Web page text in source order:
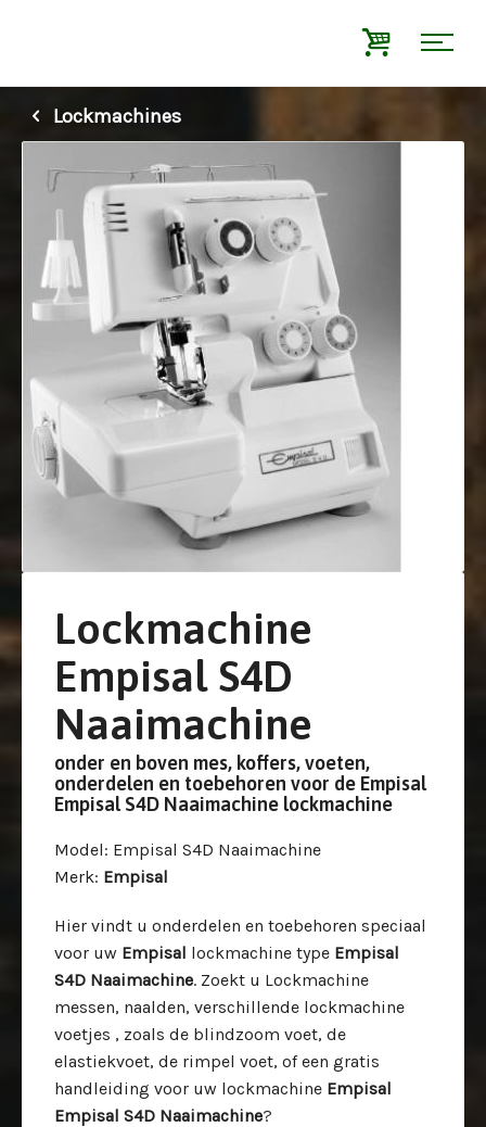
Lockmachines
Lockmachine
Empisal S4D
Naaimachine
onder en boven mes, koffers, voeten,
onderdelen en toebehoren voor de Empisal
Empisal S4D Naaimachine lockmachine
Model: Empisal S4D Naaimachine
Merk: Empisal
Hier vindt u onderdelen en toebehoren speciaal
voor uw Empisal lockmachine type Empisal
S4D Naaimachine. Zoekt u Lockmachine
messen, naalden, verschillende lockmachine
voetjes , zoals de blindzoom voet, de
elastiekvoet, de rimpel voet, of een gratis
handleiding voor uw lockmachine Empisal
Empisal S4D Naaimachine?